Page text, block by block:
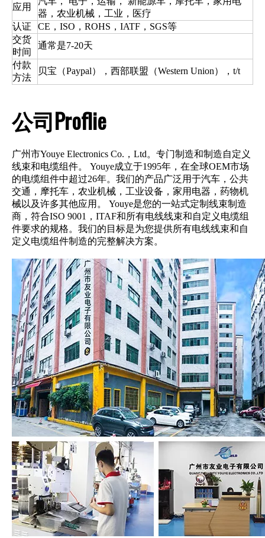
应用
器，农业机械，工业，医疗
认证
CE，ISO，ROHS，IATF，SGS等
交货
时间
通常是7-20天
付款
方法
贝宝（Paypal），西部联盟（Western Union），t/t
公司Proflie
广州市Youye Electronics Co.，Ltd。专门制造和制造自定义
线束和电缆组件。 Youye成立于1995年，在全球OEM市场
的电缆组件中超过26年。我们的产品广泛用于汽车，公共
交通，摩托车，农业机械，工业设备，家用电器，药物机
械以及许多其他应用。 Youye是您的一站式定制线束制造
商，符合ISO 9001，ITAF和所有电线线束和自定义电缆组
件要求的规格。我们的目标是为您提供所有电线线束和自
定义电缆组件制造的完整解决方案。